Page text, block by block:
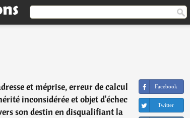
et méprise, erreur de calcul
inconsidérée et objet d'échec
son destin en disqualifiant la
Facebook
Twitter